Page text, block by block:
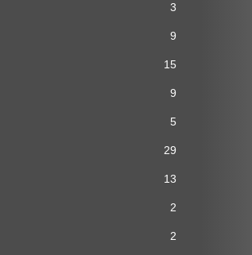
3
9
15
9
5
29
13
2
2